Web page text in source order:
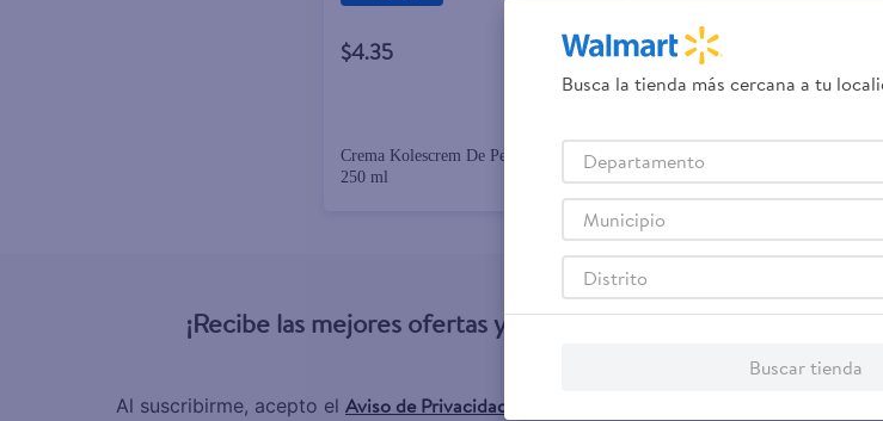
$4.35
Crema Kolescrem De Peinar Liso -
250 ml
¡Recibe las mejores ofertas y promociones!
Al suscribirme, acepto el Aviso de Privacidad , así como
Busca la tienda más cercana a tu
Departamento
Municipio
Distrito
Buscar tienda